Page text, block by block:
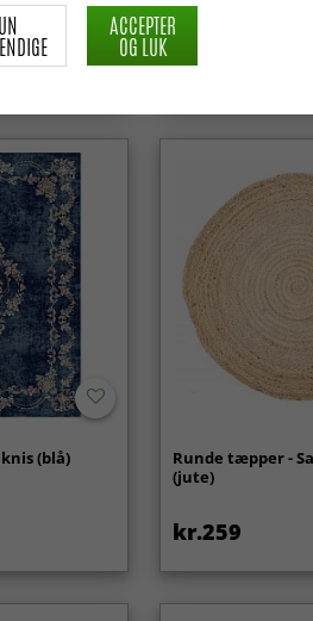
(offwhite)
kr.299
(blå)
Runde tæpper -
(jute)
kr.259
ACCEPTER
OG LUK